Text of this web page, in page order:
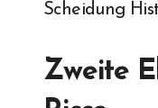
Scheidung
Zweite